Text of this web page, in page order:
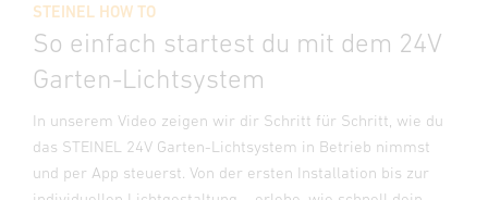
STEINEL HOW TO
So einfach startest du mit dem 24V
Garten-Lichtsystem
In unserem Video zeigen wir dir Schritt für Schritt, wie du
das STEINEL 24V Garten-Lichtsystem in Betrieb nimmst
und per App steuerst. Von der ersten Installation bis zur